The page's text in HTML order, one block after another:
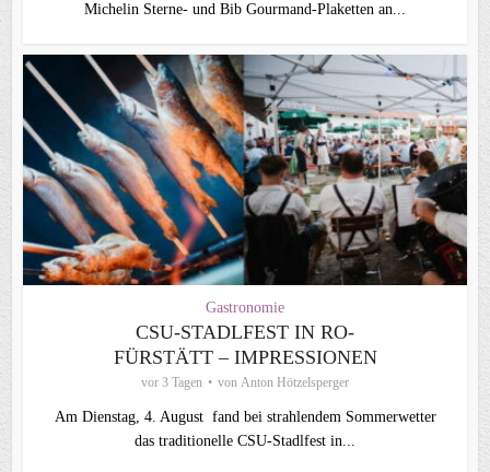
Michelin Sterne- und Bib Gourmand-Plaketten an...
Gastronomie
CSU-STADLFEST IN RO-
FÜRSTÄTT – IMPRESSIONEN
vor 3 Tagen von Anton Hötzelsperger
Am Dienstag, 4. August fand bei strahlendem Sommerwetter
das traditionelle CSU-Stadlfest in...